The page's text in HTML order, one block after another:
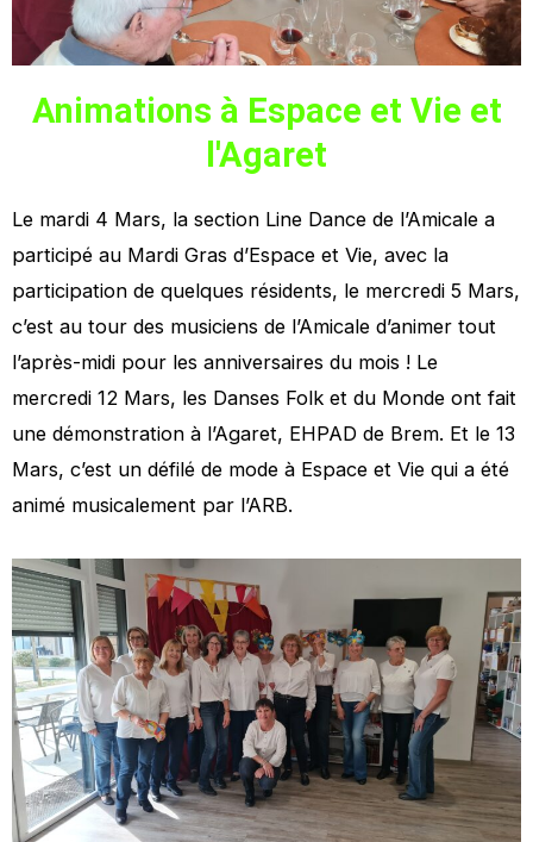
Animations à Espace et Vie et
l'Agaret
Le mardi 4 Mars, la section Line Dance de l’Amicale a
participé au Mardi Gras d’Espace et Vie, avec la
participation de quelques résidents, le mercredi 5 Mars,
c’est au tour des musiciens de l’Amicale d’animer tout
l’après-midi pour les anniversaires du mois ! Le
mercredi 12 Mars, les Danses Folk et du Monde ont fait
une démonstration à l’Agaret, EHPAD de Brem. Et le 13
Mars, c’est un défilé de mode à Espace et Vie qui a été
animé musicalement par l’ARB.